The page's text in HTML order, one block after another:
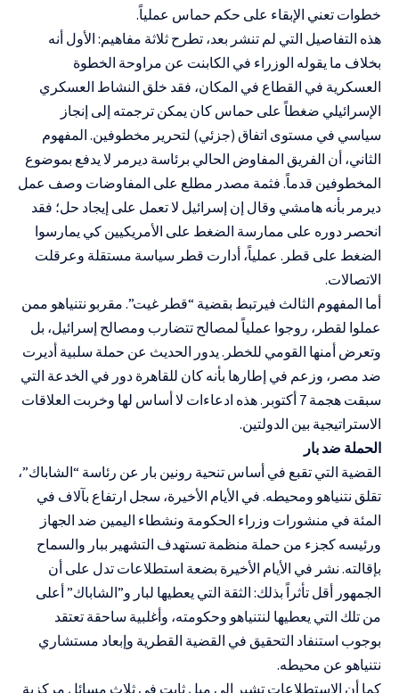
خطوات تعني الإبقاء على حكم حماس عملياً.
هذه التفاصيل التي لم تنشر بعد، تطرح ثلاثة مفاهيم: الأول أنه
بخلاف ما يقوله الوزراء في الكابنت عن مراوحة الخطوة
العسكرية في القطاع في المكان، فقد خلق النشاط العسكري
الإسرائيلي ضغطاً على حماس كان يمكن ترجمته إلى إنجاز
سياسي في مستوى اتفاق (جزئي) لتحرير مخطوفين. المفهوم
الثاني، أن الفريق المفاوض الحالي برئاسة ديرمر لا يدفع بموضوع
المخطوفين قدماً. فثمة مصدر مطلع على المفاوضات وصف عمل
ديرمر بأنه هامشي وقال إن إسرائيل لا تعمل على إيجاد حل؛ فقد
انحصر دوره على ممارسة الضغط على الأمريكيين كي يمارسوا
الضغط على قطر. عملياً، أدارت قطر سياسة مستقلة وعرقلت
الاتصالات.
أما المفهوم الثالث فيرتبط بقضية “قطر غيت”. مقربو نتنياهو ممن
عملوا لقطر، روجوا عملياً لمصالح تتضارب ومصالح إسرائيل، بل
وتعرض أمنها القومي للخطر. يدور الحديث عن حملة سلبية أديرت
ضد مصر، وزعم في إطارها بأنه كان للقاهرة دور في الخدعة التي
سبقت هجمة 7 أكتوبر. هذه ادعاءات لا أساس لها وخربت العلاقات
الاستراتيجية بين الدولتين.
الحملة ضد بار
القضية التي تقبع في أساس تنحية رونين بار عن رئاسة “الشاباك”،
تقلق نتنياهو ومحيطه. في الأيام الأخيرة، سجل ارتفاع بآلاف في
المئة في منشورات وزراء الحكومة ونشطاء اليمين ضد الجهاز
ورئيسه كجزء من حملة منظمة تستهدف التشهير ببار والسماح
بإقالته. نشر في الأيام الأخيرة بضعة استطلاعات تدل على أن
الجمهور أقل تأثراً بذلك: الثقة التي يعطيها لبار و”الشاباك” أعلى
من تلك التي يعطيها لنتنياهو وحكومته، وأغلبية ساحقة تعتقد
بوجوب استنفاد التحقيق في القضية القطرية وإبعاد مستشاري
نتنياهو عن محيطه.
كما أن الاستطلاعات تشير إلى ميل ثابت في ثلاث مسائل مركزية